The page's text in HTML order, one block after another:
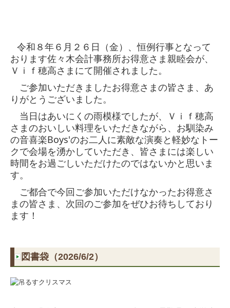
令和８年６月２６日（金）、恒例行事となって
おります佐々木会計事務所お得意さま親睦会が、
Ｖｉｆ穂高さまにて開催されました。
ご参加いただきましたお得意さまの皆さま、あ
りがとうございました。
当日はあいにくの雨模様でしたが、Ｖｉｆ穂高
さまのおいしい料理をいただきながら、お馴染み
の音喜楽Boys'のお二人に素敵な演奏と軽妙なトー
クで会場を湧かしていただき、皆さまには楽しい
時間をお過ごしいただけたのではないかと思いま
す。
ご都合で今回ご参加いただけなかったお得意さ
まの皆さま、次回のご参加をぜひお待ちしており
ます！
図書袋（2026/6/2）